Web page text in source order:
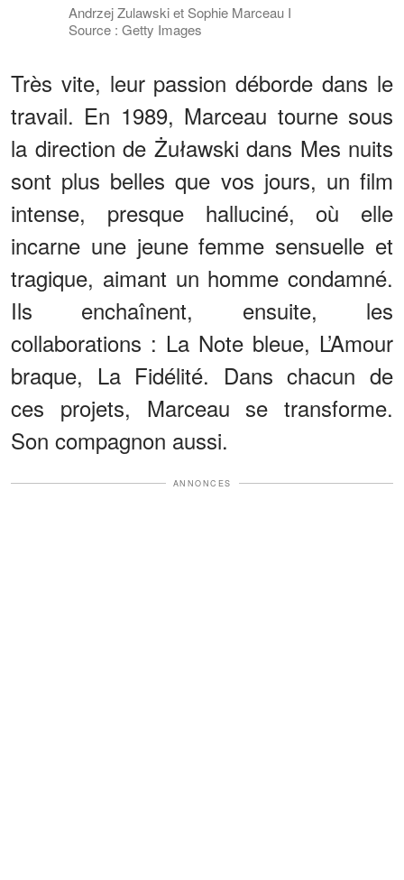
Andrzej Zulawski et Sophie Marceau I
Source : Getty Images
Très vite, leur passion déborde dans le
travail. En 1989, Marceau tourne sous
la direction de Żuławski dans Mes nuits
sont plus belles que vos jours, un film
intense, presque halluciné, où elle
incarne une jeune femme sensuelle et
tragique, aimant un homme condamné.
Ils enchaînent, ensuite, les
collaborations : La Note bleue, L’Amour
braque, La Fidélité. Dans chacun de
ces projets, Marceau se transforme.
Son compagnon aussi.
ANNONCES